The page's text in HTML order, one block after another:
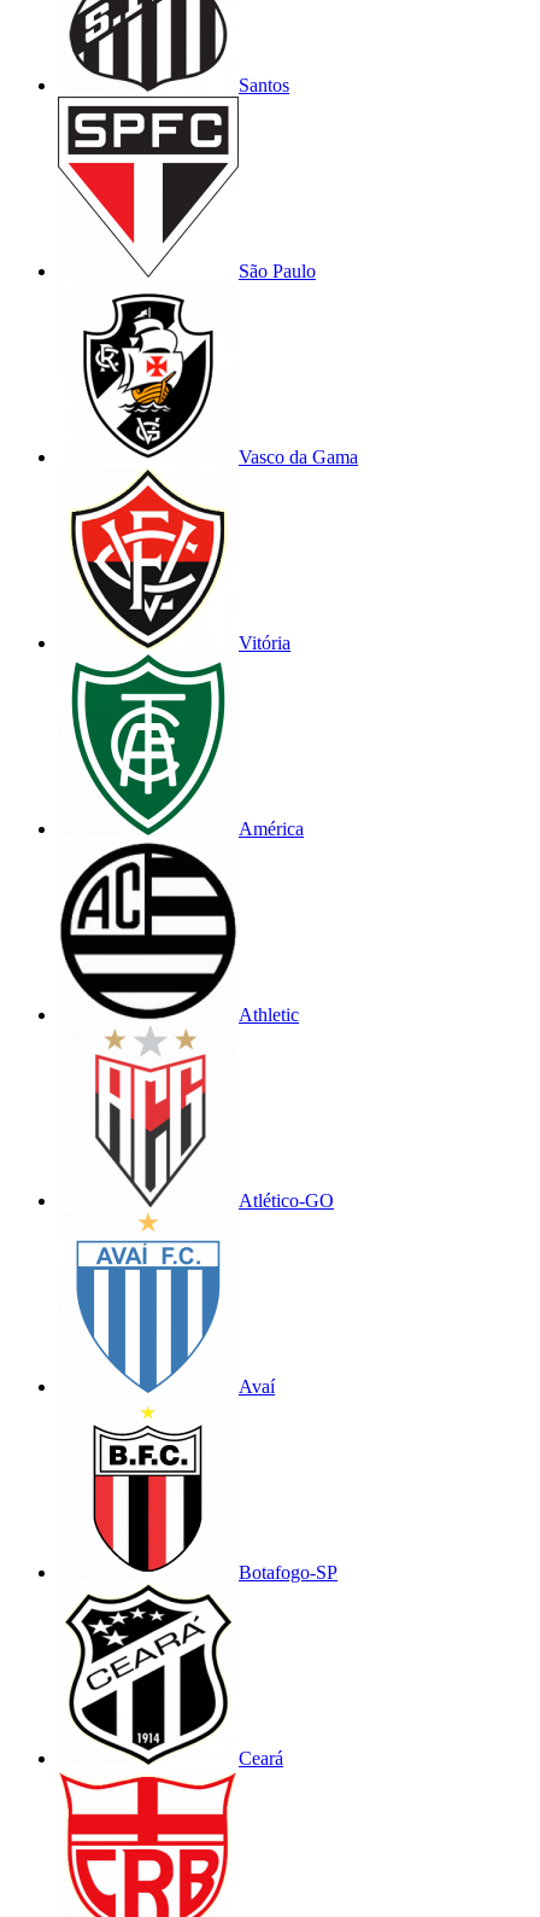
Santos
São Paulo
Vasco da Gama
Vitória
América
Athletic
Atlético-GO
Avaí
Botafogo-SP
Ceará